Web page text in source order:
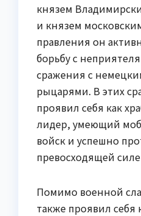
князем
и князем
правления он
борьбу с
сражения с
рыцарями. В этих
проявил себя как
лидер, умеющий
войск и успешно
превосходящей
Помимо военной
также проявил себя